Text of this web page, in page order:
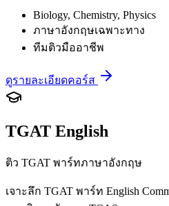
Biology, Chemistry, Physics
ภาษาอังกฤษเฉพาะทาง
ทีมติวมืออาชีพ
ดูรายละเอียดคอร์ส
TGAT English
ติว TGAT พาร์ทภาษาอังกฤษ
เจาะลึก TGAT พาร์ท English